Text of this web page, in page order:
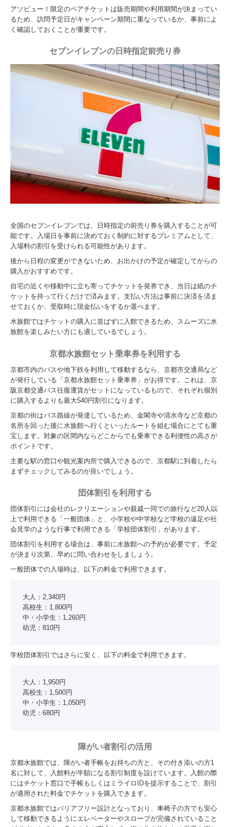
アソビュー！限定のペアチケットは販売期間や利用期間が決まってい
るため、訪問予定日がキャンペーン期間に重なっているか、事前によ
く確認しておくことが重要です。
セブンイレブンの日時指定前売り券
全国のセブンイレブンでは、日時指定の前売り券を購入することが可
能です。入場日を事前に決めておく制約に対するプレミアムとして、
入場料の割引を受けられる可能性があります。
後から日程の変更ができないため、お出かけの予定が確定してからの
購入がおすすめです。
自宅の近くや移動中に立ち寄ってチケットを発券でき、当日は紙のチ
ケットを持って行くだけで済みます。支払い方法は事前に決済を済ま
せておくか、受取時に現金払いをするか選べます。
水族館ではチケットの購入に並ばずに入館できるため、スムーズに水
族館を楽しみたい方にも適しているでしょう。
京都水族館セット乗車券を利用する
京都市内のバスや地下鉄を利用して移動するなら、京都市交通局など
が発行している「京都水族館セット乗車券」がお得です。これは、京
阪京都交通バス往復運賃がセットになっているもので、それぞれ個別
に購入するよりも最大540円割引になります。
京都の街はバス路線が発達しているため、金閣寺や清水寺など京都の
名所を回った後に水族館へ行くといったルートを組む場合にとても重
宝します。対象の区間内ならどこからでも乗車できる利便性の高さが
ポイントです。
主要な駅の窓口や観光案内所で購入できるので、京都駅に到着したら
まずチェックしてみるのが良いでしょう。
団体割引を利用する
団体割引には会社のレクリエーションや親戚一同での旅行など20人以
上で利用できる「一般団体」と、小学校や中学校など学校の遠足や社
会見学のような行事で利用できる「学校団体割引」があります。
団体割引を利用する場合は、事前に水族館への予約が必要です。予定
が決まり次第、早めに問い合わせをしましょう。
一般団体での入場時は、以下の料金で利用できます。
大人：2,340円
高校生：1,800円
中・小学生：1,260円
幼児：810円
学校団体割引ではさらに安く、以下の料金で利用できます。
大人：1,950円
高校生：1,500円
中・小学生：1,050円
幼児：680円
障がい者割引の活用
京都水族館では、障がい者手帳をお持ちの方と、その付き添いの方1
名に対して、入館料が半額になる割引制度を設けています。入館の際
にはチケット窓口で手帳もしくはミライロIDを提示することで、割引
が適用された料金でチケットを購入できます。
京都水族館ではバリアフリー設計となっており、車椅子の方でも安心
して移動できるようにエレベーターやスロープが完備されていること